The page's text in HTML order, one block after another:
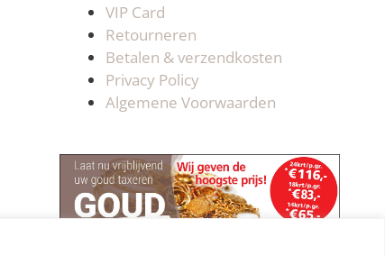
VIP Card
Retourneren
Betalen & verzendkosten
Privacy Policy
Algemene Voorwaarden